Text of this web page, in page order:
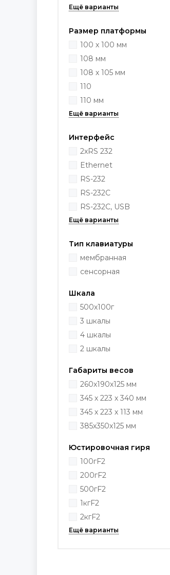
Размер платформы
100 х 100 мм
108 мм
108 х 105 мм
110
110 мм
Интерфейс
2хRS 232
Ethernet
RS-232
RS-232C
RS-232C, USB
Тип клавиатуры
мембранная
сенсорная
Шкала
500х100г
3 шкалы
4 шкалы
2 шкалы
Габариты весов
260х190х125 мм
345 х 223 х 340 мм
345 х 223 х 113 мм
385х350x125 мм
Юстировочная гиря
100гF2
200гF2
500гF2
1кгF2
2кгF2